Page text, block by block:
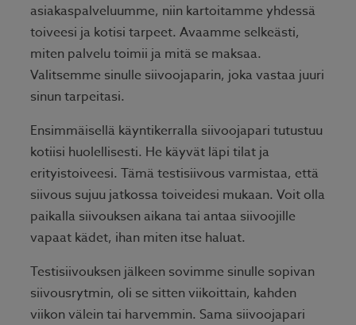
asiakaspalveluumme, niin kartoitamme yhdessä
toiveesi ja kotisi tarpeet. Avaamme selkeästi,
miten palvelu toimii ja mitä se maksaa.
Valitsemme sinulle siivoojaparin, joka vastaa juuri
sinun tarpeitasi.
Ensimmäisellä käyntikerralla siivoojapari tutustuu
kotiisi huolellisesti. He käyvät läpi tilat ja
erityistoiveesi. Tämä testisiivous varmistaa, että
siivous sujuu jatkossa toiveidesi mukaan. Voit olla
paikalla siivouksen aikana tai antaa siivoojille
vapaat kädet, ihan miten itse haluat.
Testisiivouksen jälkeen sovimme sinulle sopivan
siivousrytmin, oli se sitten viikoittain, kahden
viikon välein tai harvemmin. Sama siivoojapari